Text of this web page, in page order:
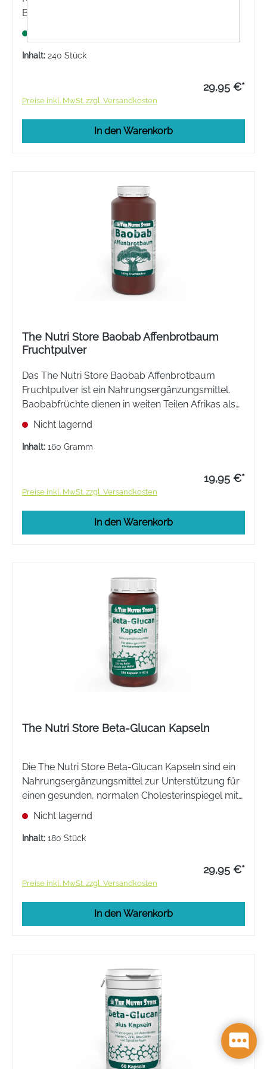
Baldrian, Melisse und B-Vitaminen.
Inhalt: 240 Stück
29,95 €*
Preise inkl. MwSt. zzgl. Versandkosten
In den Warenkorb
The Nutri Store Baobab Affenbrotbaum
Fruchtpulver
Das The Nutri Store Baobab Affenbrotbaum
Fruchtpulver ist ein Nahrungsergänzungsmittel.
Baobabfrüchte dienen in weiten Teilen Afrikas als
wichtiges, gehaltvolles Nahrungsmittel. Das
enthaltene Vitamin C zu einer normalen Funktion
des Immunsystems bei.
Nicht lagernd
Inhalt: 160 Gramm
19,95 €*
Preise inkl. MwSt. zzgl. Versandkosten
In den Warenkorb
The Nutri Store Beta-Glucan Kapseln
Die The Nutri Store Beta-Glucan Kapseln sind ein
Nahrungsergänzungsmittel zur Unterstützung für
einen gesunden, normalen Cholesterinspiegel mit
350 mg Beta-Glucane aus Hafer pro Kapsel.
Nicht lagernd
Inhalt: 180 Stück
29,95 €*
Preise inkl. MwSt. zzgl. Versandkosten
In den Warenkorb